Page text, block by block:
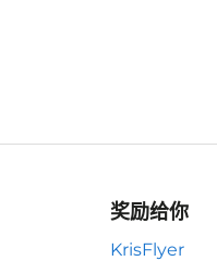
奖励给你
KrisFlyer